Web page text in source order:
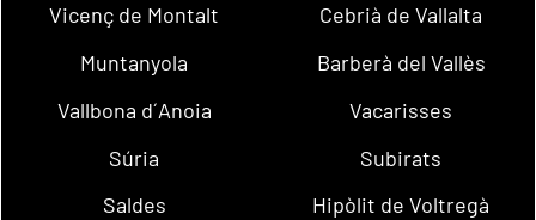
Vicenç de Montalt
Cebrià de Vallalta
Muntanyola
Barberà del Vallès
Vallbona d´Anoia
Vacarisses
Súria
Subirats
Saldes
Hipòlit de Voltregà